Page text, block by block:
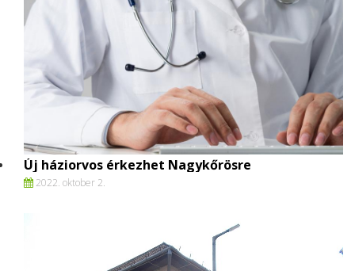
Új háziorvos érkezhet Nagykőrösre
2022. oktober 2.